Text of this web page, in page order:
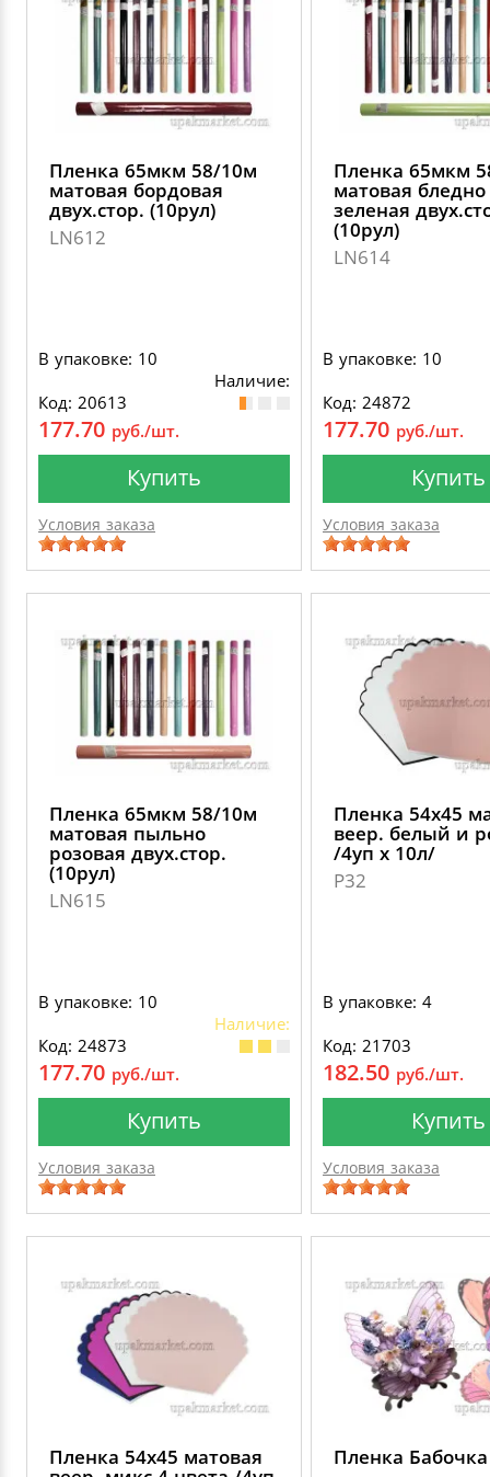
Пленка 65мкм 58/10м
матовая бордовая
двух.стор. (10рул)
LN612
В упаковке: 10
Наличие:
Код: 20613
177.70 руб./шт.
Купить
Условия заказа
Пленка 65мкм
матовая бледно
зеленая
(10рул)
LN614
В упаковке: 10
Код: 24872
177.70 руб./шт.
Купить
Условия заказа
Пленка 65мкм 58/10м
матовая пыльно
розовая двух.стор.
(10рул)
LN615
В упаковке: 10
Наличие:
Код: 24873
177.70 руб./шт.
Купить
Условия заказа
Пленка 54х45
веер. белый и
/4уп х 10л/
P32
В упаковке: 4
Код: 21703
182.50 руб./шт.
Купить
Условия заказа
Пленка 54х45 матовая
Пленка Бабочка